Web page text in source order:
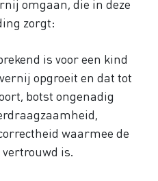
omgaan, die in deze
zorgt:
is voor een kind
opgroeit en dat tot
botst ongenadig
waarmee de
is.